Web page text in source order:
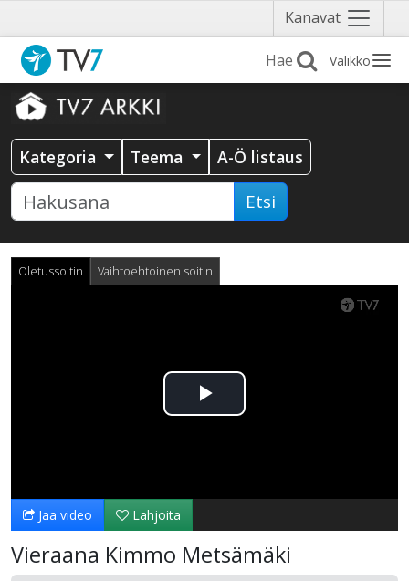
Kanavat Näytä
valikko
Valikko
Kategoria Teema A-Ö listaus
Etsi
Oletussoitin Vaihtoehtoinen soitin
Toista
Jaa video Lahjoita
Vieraana Kimmo Metsämäki